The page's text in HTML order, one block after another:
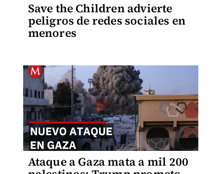
Save the Children advierte
peligros de redes sociales en
menores
Ataque a Gaza mata a mil 200